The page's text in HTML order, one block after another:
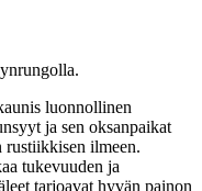
luonnollinen
ja sen oksanpaikat
rustiikkisen ilmeen.
tukevuuden ja
tarjoavat hyvän painon